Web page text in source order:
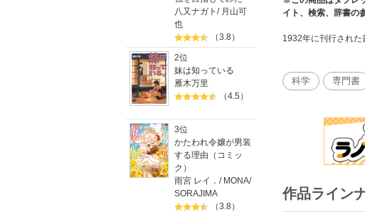
八又ナガト / 月山可
也
（3.8）
2位
妹は知っている
雁木万里
（4.5）
3位
かたわれ令嬢が男装
する理由（コミッ
ク）
雨宮 レイ． / MONA/
SORAJIMA
（3.8）
イト、検索、辞書の
1932年に刊行された
科学 専門書
作品ライン